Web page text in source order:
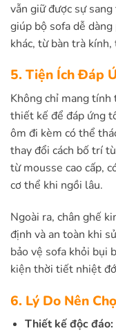
vẫn giữ được sự
giúp bộ sofa dễ
khác, từ bàn trà
5. Tiện Ích Đáp
Không chỉ mang tính
thiết kế để đáp ứng
ôm đi kèm có thể
thay đổi cách bố trí
từ mousse cao cấp,
cơ thể khi ngồi lâu.
Ngoài ra, chân ghế
định và an toàn khi
bảo vệ sofa khỏi bụi
kiện thời tiết nhiệt
6. Lý Do Nên
Thiết kế độc đáo: